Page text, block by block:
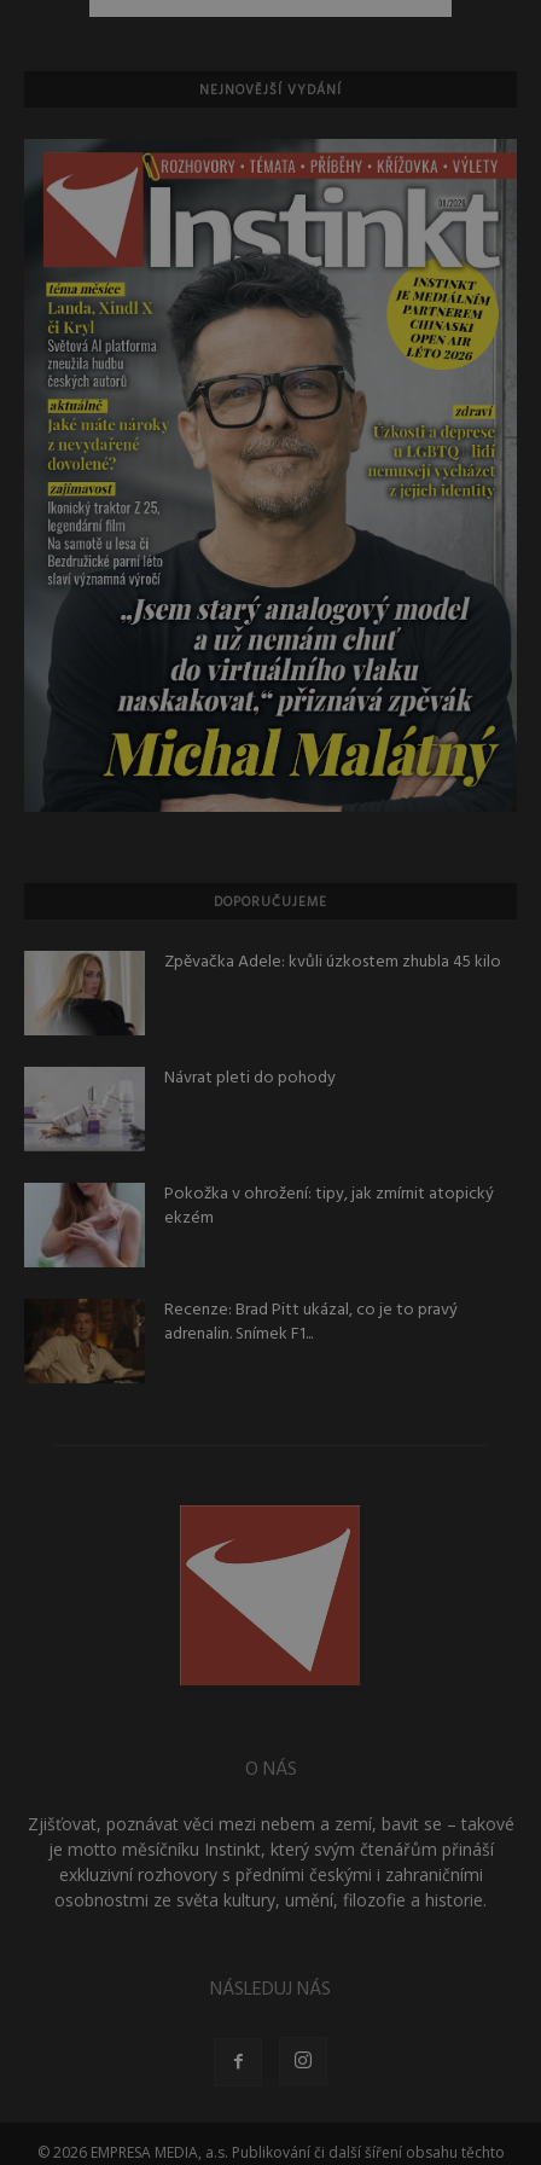
NEJNOVĚJŠÍ VYDÁNÍ
DOPORUČUJEME
Zpěvačka Adele: kvůli úzkostem zhubla 45 kilo
Návrat pleti do pohody
Pokožka v ohrožení: tipy, jak zmírnit atopický
ekzém
Recenze: Brad Pitt ukázal, co je to pravý
adrenalin. Snímek F1...
O NÁS
Zjišťovat, poznávat věci mezi nebem a zemí, bavit se – takové
je motto měsíčníku Instinkt, který svým čtenářům přináší
exkluzivní rozhovory s předními českými i zahraničními
osobnostmi ze světa kultury, umění, filozofie a historie.
NÁSLEDUJ NÁS
© 2026 EMPRESA MEDIA, a.s. Publikování či další šíření obsahu těchto